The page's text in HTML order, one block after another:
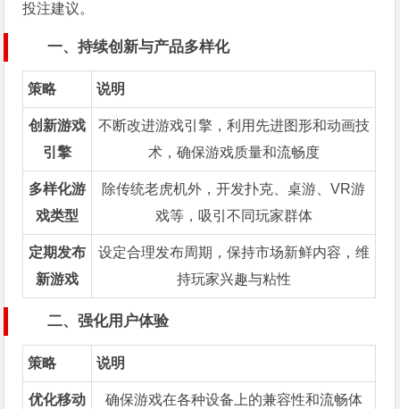
投注建议。
一、持续创新与产品多样化
策略 说明
创新游戏
引擎
不断改进游戏引擎，利用先进图形和动画技
术，确保游戏质量和流畅度
多样化游
戏类型
除传统老虎机外，开发扑克、桌游、VR游
戏等，吸引不同玩家群体
定期发布
新游戏
设定合理发布周期，保持市场新鲜内容，维
持玩家兴趣与粘性
二、强化用户体验
策略 说明
优化移动
确保游戏在各种设备上的兼容性和流畅体